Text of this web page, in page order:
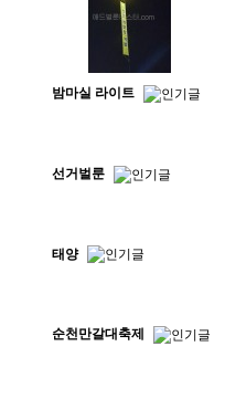
밤마실 라이트
선거벌룬
태양
순천만갈대축제